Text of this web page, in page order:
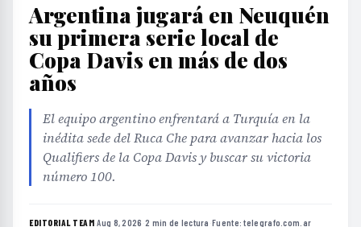
Argentina jugará en Neuquén
su primera serie local de
Copa Davis en más de dos
años
El equipo argentino enfrentará a Turquía en la
inédita sede del Ruca Che para avanzar hacia los
Qualifiers de la Copa Davis y buscar su victoria
número 100.
EDITORIAL TEAM·Aug 8, 2026 ·2 min de lectura ·Fuente:telegrafo.com.ar